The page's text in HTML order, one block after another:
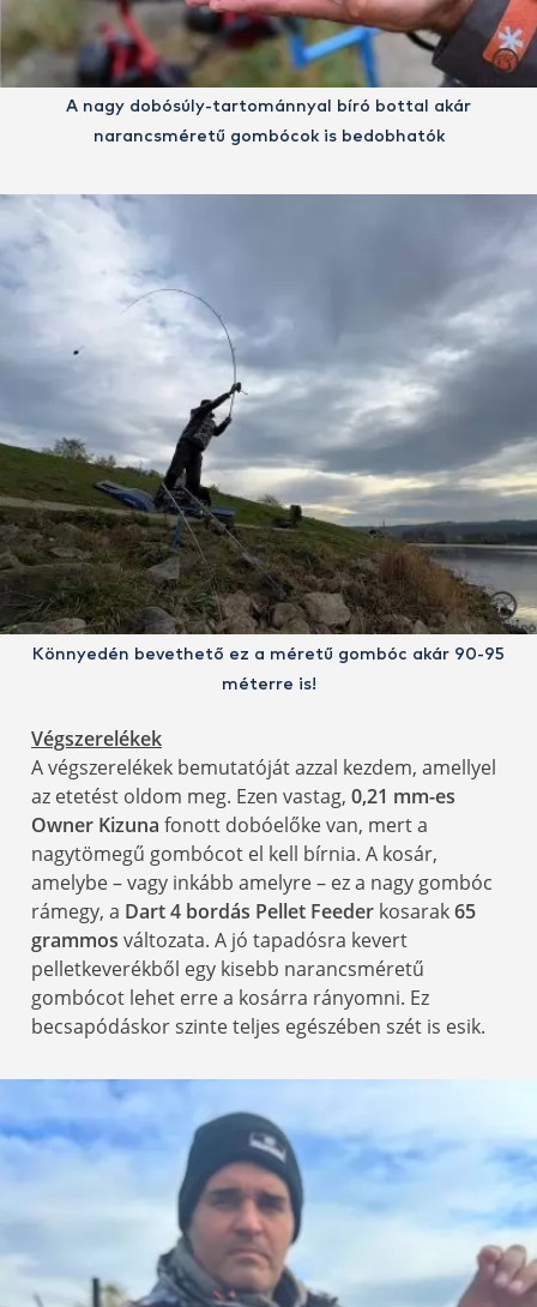
A nagy dobósúly-tartománnyal bíró bottal akár
narancsméretű gombócok is bedobhatók
Könnyedén bevethető ez a méretű gombóc akár 90-95
méterre is!
Végszerelékek
A végszerelékek bemutatóját azzal kezdem, amellyel
az etetést oldom meg. Ezen vastag, 0,21 mm-es
Owner Kizuna fonott dobóelőke van, mert a
nagytömegű gombócot el kell bírnia. A kosár,
amelybe – vagy inkább amelyre – ez a nagy gombóc
rámegy, a Dart 4 bordás Pellet Feeder kosarak65
grammos változata. A jó tapadósra kevert
pelletkeverékből egy kisebb narancsméretű
gombócot lehet erre a kosárra rányomni. Ez
becsapódáskor szinte teljes egészében szét is esik.